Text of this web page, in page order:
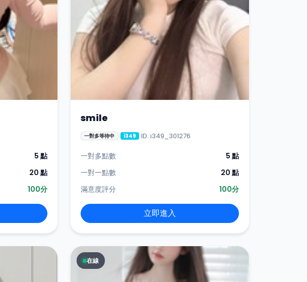
5 點
20 點
100分
smile
一對多等待中 i349 ID: i349_301276
一對多點數
5 點
一對一點數
20 點
滿意度評分
100分
立即進入
在線